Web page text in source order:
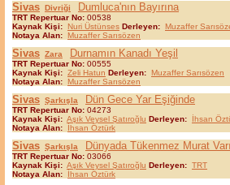
Sivas Divriği Dumluca'nın Bayırına
TRT Repertuar No: 00538
Kaynak Kişi: Nuri Üstünses Derleyen: Muzaffer
Notaya Alan: Muzaffer Sarısözen
Sivas Zara Durnamın Kanadı Yeşil
TRT Repertuar No: 00555
Kaynak Kişi: Zeli Hatun Derleyen: Muzaffer Sarısözen
Notaya Alan: Muzaffer Sarısözen
Sivas Şarkışla Dün Gece Yar Eşiğinde
TRT Repertuar No: 04273
Kaynak Kişi: Aşık Veysel Şatıroğlu Derleyen:
İhsan
Notaya Alan:
İhsan Öztürk
Sivas Şarkışla Dünyada Tükenmez Murat
TRT Repertuar No: 03066
Kaynak Kişi: Aşık Veysel Şatıroğlu Derleyen: TRT
Notaya Alan:
İhsan Öztürk